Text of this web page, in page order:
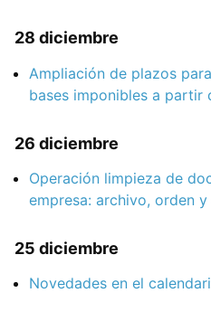
28 diciembre
Ampliación de plazos
bases imponibles a partir
26 diciembre
Operación limpieza de
empresa: archivo, orden
25 diciembre
Novedades en el